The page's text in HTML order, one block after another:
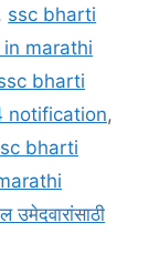
ssc bharti
marathi
bharti
notification,
bharti